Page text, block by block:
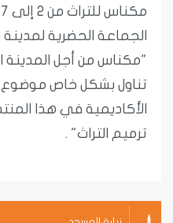
الجماعة الحضرية
"مكناس من أجل المدينة
تناول بشكل خاص موضوع
الأكاديمية في هذا
ترميم التراث" .